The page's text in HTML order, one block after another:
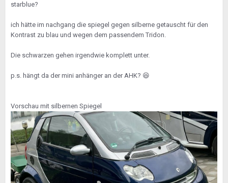
starblue?
ich hätte im nachgang die spiegel gegen silberne getauscht für den
Kontrast zu blau und wegen dem passendem Tridon.
Die schwarzen gehen irgendwie komplett unter.
p.s. hängt da der mini anhänger an der AHK? 😆
Vorschau mit silbernen Spiegel